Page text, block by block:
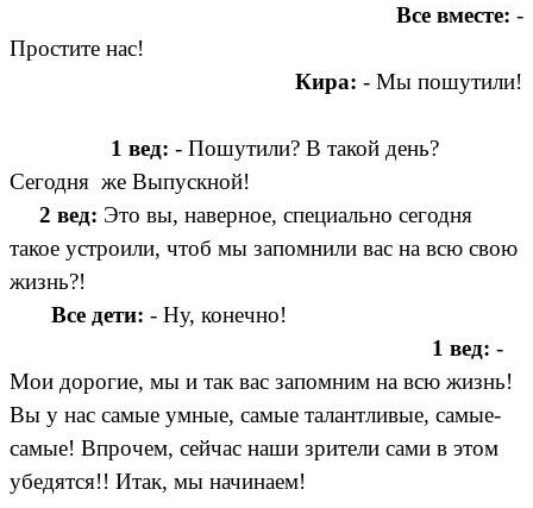
Все вместе: -
Простите нас!
Кира: - Мы пошутили!
1 вед: - Пошутили? В такой день?
Сегодня же Выпускной!
2 вед: Это вы, наверное, специально сегодня
такое устроили, чтоб мы запомнили вас на всю свою
жизнь?!
Все дети: - Ну, конечно!
1 вед: -
Мои дорогие, мы и так вас запомним на всю жизнь!
Вы у нас самые умные, самые талантливые, самые-
самые! Впрочем, сейчас наши зрители сами в этом
убедятся!! Итак, мы начинаем!